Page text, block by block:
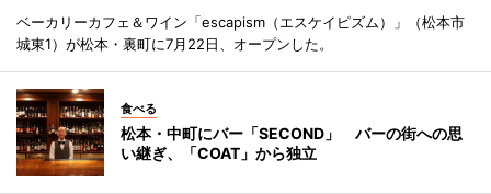
ベーカリーカフェ＆ワイン「escapism（エスケイピズム）」（松本市
城東1）が松本・裏町に7月22日、オープンした。
食べる
松本・中町にバー「SECOND」 バーの街への思
い継ぎ、「COAT」から独立